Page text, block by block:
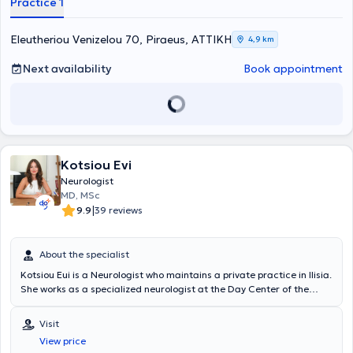
Eleutheriou Venizelou 70, Piraeus, ΑΤΤΙΚΗ 4,9 km
Next availability Book appointment
Kotsiou Evi
Neurologist
MD, MSc
9.9|39 reviews
About the specialist
Kotsiou Eui is a Neurologist who maintains a private practice in Ilisia.
She works as a specialized neurologist at the Day Center of the
Neurology Clinic at the Medical Center of Palaio Faliro. She is a
graduate of the Medical School of the University of Crete and
graduated with honors from the postgraduate program in Clinical
Visit
View price